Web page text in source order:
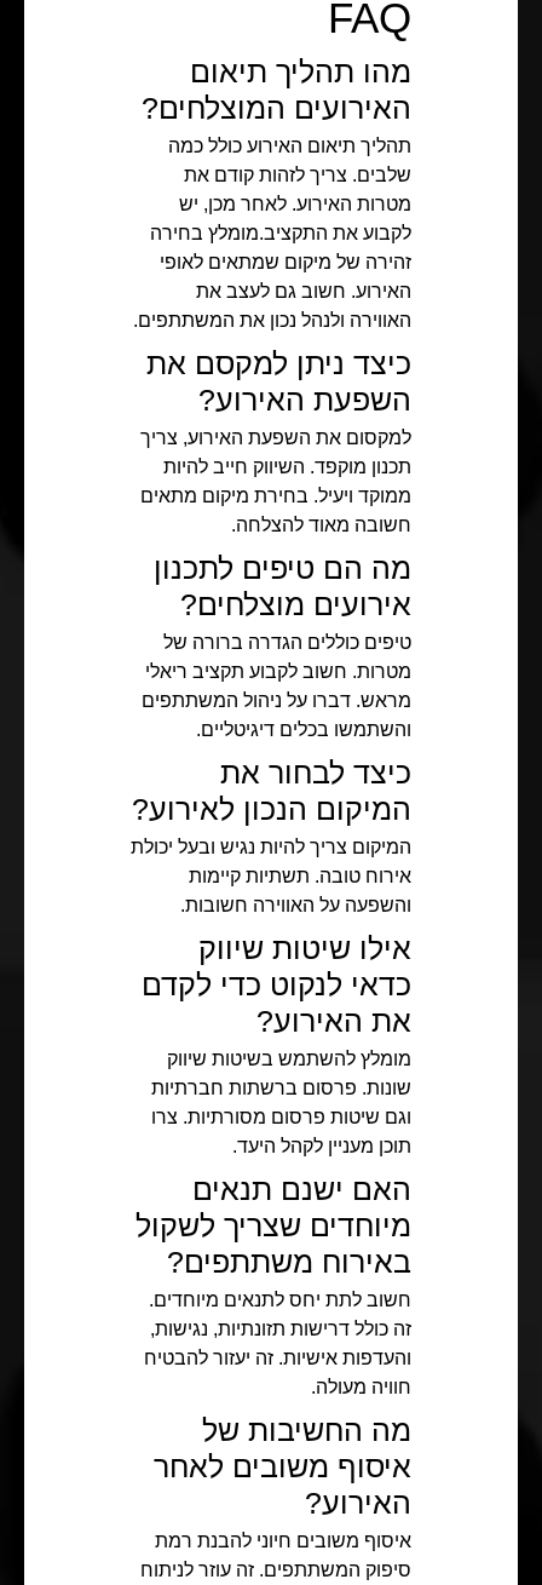
FAQ
מהו תהליך תיאום
האירועים המוצלחים?
תהליך תיאום האירוע כולל כמה
שלבים. צריך לזהות קודם את
מטרות האירוע. לאחר מכן, יש
לקבוע את התקציב.מומלץ בחירה
זהירה של מיקום שמתאים לאופי
האירוע. חשוב גם לעצב את
האווירה ולנהל נכון את המשתתפים.
כיצד ניתן למקסם את
השפעת האירוע?
למקסום את השפעת האירוע, צריך
תכנון מוקפד. השיווק חייב להיות
ממוקד ויעיל. בחירת מיקום מתאים
חשובה מאוד להצלחה.
מה הם טיפים לתכנון
אירועים מוצלחים?
טיפים כוללים הגדרה ברורה של
מטרות. חשוב לקבוע תקציב ריאלי
מראש. דברו על ניהול המשתתפים
והשתמשו בכלים דיגיטליים.
כיצד לבחור את
המיקום הנכון לאירוע?
המיקום צריך להיות נגיש ובעל יכולת
אירוח טובה. תשתיות קיימות
והשפעה על האווירה חשובות.
אילו שיטות שיווק
כדאי לנקוט כדי לקדם
את האירוע?
מומלץ להשתמש בשיטות שיווק
שונות. פרסום ברשתות חברתיות
וגם שיטות פרסום מסורתיות. צרו
תוכן מעניין לקהל היעד.
האם ישנם תנאים
מיוחדים שצריך לשקול
באירוח משתתפים?
חשוב לתת יחס לתנאים מיוחדים.
זה כולל דרישות תזונתיות, נגישות,
והעדפות אישיות. זה יעזור להבטיח
חוויה מעולה.
מה החשיבות של
איסוף משובים לאחר
האירוע?
איסוף משובים חיוני להבנת רמת
סיפוק המשתתפים. זה עוזר לניתוח